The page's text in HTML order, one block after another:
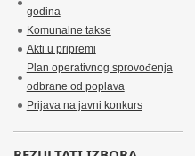
godina
Komunalne takse
Akti u pripremi
Plan operativnog sprovođenja
odbrane od poplava
Prijava na javni konkurs